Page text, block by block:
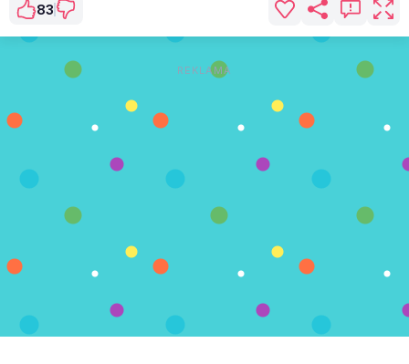
83
REKLAMA